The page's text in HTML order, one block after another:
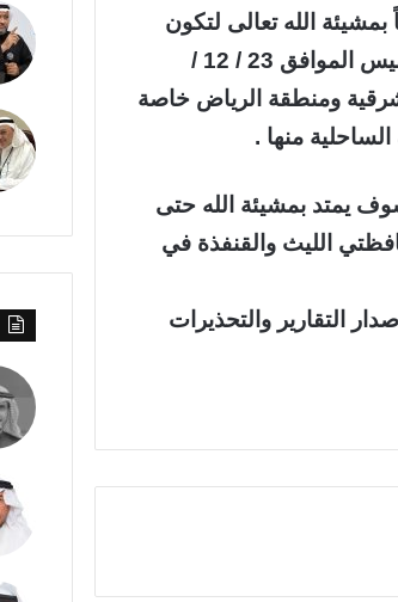
بمشيئة الله تعالى لتكون
حزام سحابي من السحب الرعدية الممطرة اعتبارا من يوم غد الخميس الموافق 23 / 12 /
1430هـ على المنطقة الشرقية ومنطقة الرياض خاصة
منها .
يمتد بمشيئة الله حتى
الليث والقنفذة في
التقارير والتحذيرات